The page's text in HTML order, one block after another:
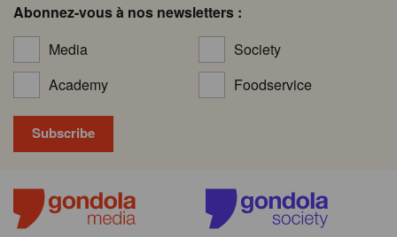
Abonnez-vous à nos newsletters :
Media
Society
Academy
Foodservice